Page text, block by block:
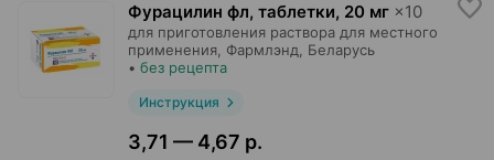
Фурацилин фл, таблетки, 20 мг ×10
для приготовления раствора для местного
применения, Фармлэнд , Беларусь
• без рецепта
Инструкция
3,71 — 4,67 р.